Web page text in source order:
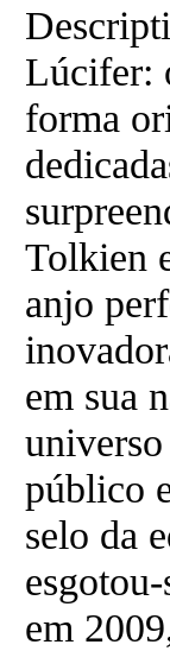
Lúcifer:
forma
Tolkien
anjo
em sua
público
selo da
em